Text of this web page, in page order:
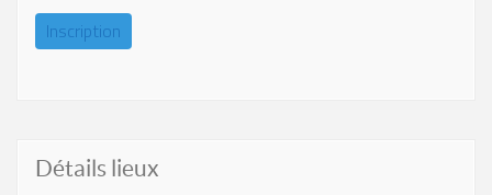
Inscription
Détails lieux